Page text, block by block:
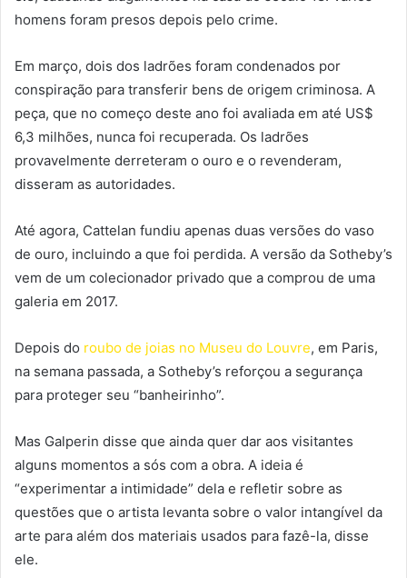
homens foram presos depois pelo crime.
Em março, dois dos ladrões foram condenados por
conspiração para transferir bens de origem criminosa. A
peça, que no começo deste ano foi avaliada em até US$
6,3 milhões, nunca foi recuperada. Os ladrões
provavelmente derreteram o ouro e o revenderam,
disseram as autoridades.
Até agora, Cattelan fundiu apenas duas versões do vaso
de ouro, incluindo a que foi perdida. A versão da Sotheby’s
vem de um colecionador privado que a comprou de uma
galeria em 2017.
Depois do roubo de joias no Museu do Louvre, em Paris,
na semana passada, a Sotheby’s reforçou a segurança
para proteger seu “banheirinho”.
Mas Galperin disse que ainda quer dar aos visitantes
alguns momentos a sós com a obra. A ideia é
“experimentar a intimidade” dela e refletir sobre as
questões que o artista levanta sobre o valor intangível da
arte para além dos materiais usados para fazê-la, disse
ele.